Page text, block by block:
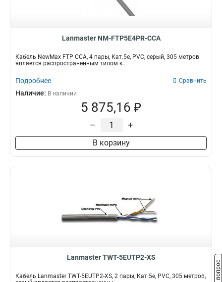
Lanmaster NM-FTP5E4PR-CCA
Кабель NewMax FTP CCA, 4 пары, Кат.5e, PVC, серый, 305 метров
является распространенным типом к...
Подробнее Сравнить
Наличие: В наличии
5 875,16 ₽
– +
В корзину
Lanmaster TWT-5EUTP2-XS
Кабель Lanmaster TWT-5EUTP2-XS, 2 пары, Кат.5e, PVC, 305 метров,